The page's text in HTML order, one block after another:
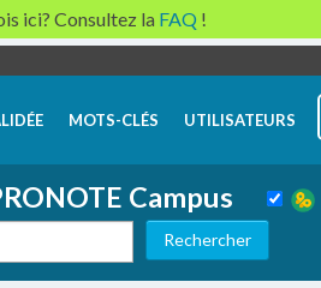
MOTS-CLÉS UTILISATEURS
Campus
ici? Consultez la FAQ !